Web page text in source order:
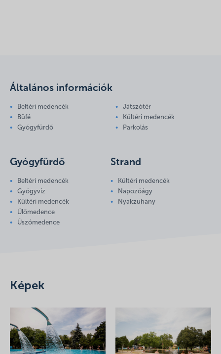
Általános információk
Beltéri medencék
Büfé
Gyógyfürdő
Játszótér
Kültéri medencék
Parkolás
Gyógyfürdő
Beltéri medencék
Gyógyvíz
Kültéri medencék
Ülőmedence
Úszómedence
Strand
Kültéri medencék
Napozóágy
Nyakzuhany
Képek